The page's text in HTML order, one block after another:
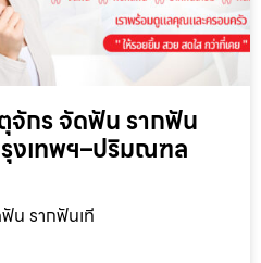
กร จัดฟัน รากฟัน
งเทพฯ–ปริมณฑล
น รากฟันเที